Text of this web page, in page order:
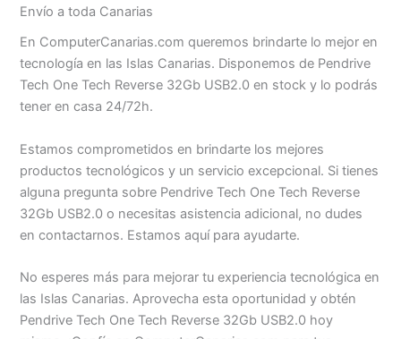
Envío a toda Canarias
En ComputerCanarias.com queremos brindarte lo mejor en
tecnología en las Islas Canarias. Disponemos de Pendrive
Tech One Tech Reverse 32Gb USB2.0 en stock y lo podrás
tener en casa 24/72h.
Estamos comprometidos en brindarte los mejores
productos tecnológicos y un servicio excepcional. Si tienes
alguna pregunta sobre Pendrive Tech One Tech Reverse
32Gb USB2.0 o necesitas asistencia adicional, no dudes
en contactarnos. Estamos aquí para ayudarte.
No esperes más para mejorar tu experiencia tecnológica en
las Islas Canarias. Aprovecha esta oportunidad y obtén
Pendrive Tech One Tech Reverse 32Gb USB2.0 hoy